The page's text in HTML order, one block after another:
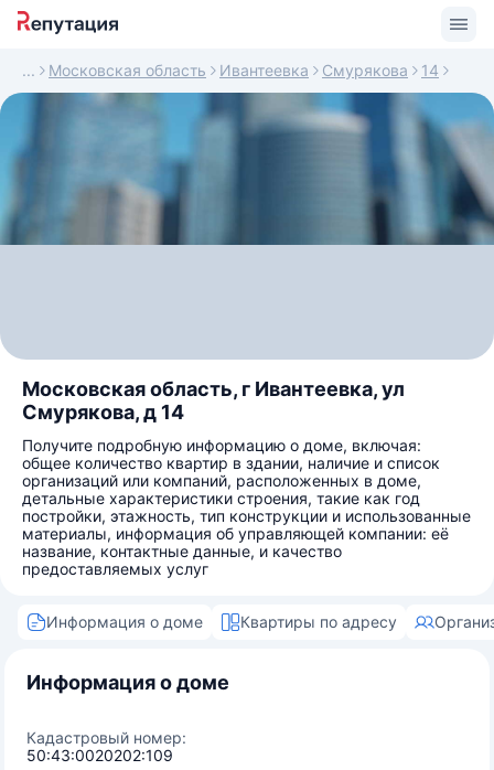
Московская область Ивантеевка Смурякова 14
Московская область, г Ивантеевка, ул
Смурякова, д 14
Получите подробную информацию о доме, включая:
общее количество квартир в здании, наличие и список
организаций или компаний, расположенных в доме,
детальные характеристики строения, такие как год
постройки, этажность, тип конструкции и использованные
материалы, информация об управляющей компании: её
название, контактные данные, и качество
предоставляемых услуг
Информация о доме Квартиры по адресу
Информация о доме
Кадастровый номер:
50:43:0020202:109